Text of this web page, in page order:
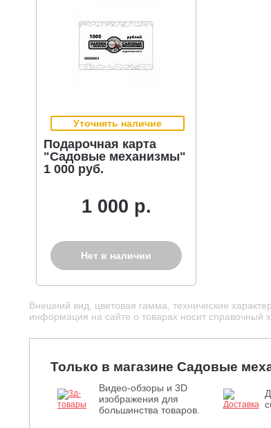
Уточнять наличие
Подарочная карта
"Садовые механизмы"
1 000 руб.
1 000 р.
Нет в наличии
Внешний вид, цветовая гамма, технические
информация на сайте о товарах носит справочный
Только в магазине Садовые
Видео-обзоры и 3D
изображения для
большинства товаров.